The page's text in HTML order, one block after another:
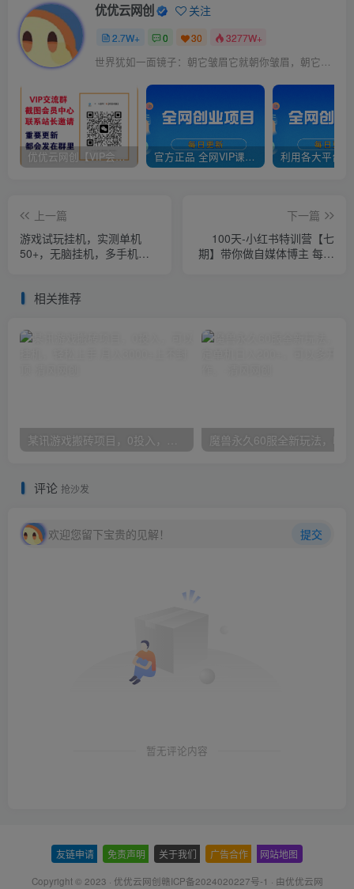
优优云网创 关注
2.7W+ 0 30 3277W+
世界犹如一面镜子：朝它皱眉它就朝你皱眉，朝它微笑它也吵你微笑
优优云网创【VIP会员专属交流群】 官方正品 全网VIP课程 无损下载~
上一篇
游戏试玩挂机，实测单机
50+，无脑挂机，多手机多
下一篇
100天-小红书特训营【七
期】带你做自媒体博主 每月
相关推荐
某讯游戏搬砖项目，0投入，可以挂机，轻松上手,月入3000+上不封顶
评论 抢沙发
欢迎您留下宝贵的见解！ 提交
暂无评论内容
友链申请 免责声明 关于我们 广告合作 网站地图
Copyright © 2023 · 优优云网创赣ICP备2024020227号-1 · 由优优云网